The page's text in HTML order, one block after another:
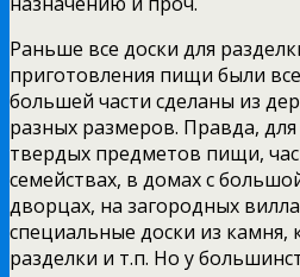
Раньше все доски для
приготовления пищи были
большей части сделаны из
разных размеров. Правда,
твердых предметов пищи,
семействах, в домах с
дворцах, на загородных
специальные доски из
разделки и т.п. Но у